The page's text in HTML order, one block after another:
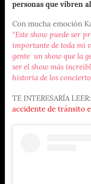
personas que vibren
Con mucha emoción
“Este show puede ser
importante de toda mi
gente un show que la
ser el show más
historia de los
TE INTERESARÍA LEER:
accidente de tránsito